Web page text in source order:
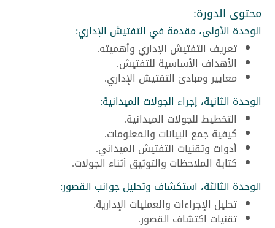
محتوى الدورة:
الوحدة الأولى، مقدمة في التفتيش الإداري:
تعريف التفتيش الإداري وأهميته.
الأهداف الأساسية للتفتيش.
معايير ومبادئ التفتيش الإداري.
الوحدة الثانية، إجراء الجولات الميدانية:
التخطيط للجولات الميدانية.
كيفية جمع البيانات والمعلومات.
أدوات وتقنيات التفتيش الميداني.
كتابة الملاحظات والتوثيق أثناء الجولات.
الوحدة الثالثة، استكشاف وتحليل جوانب القصور:
تحليل الإجراءات والعمليات الإدارية.
تقنيات اكتشاف القصور.